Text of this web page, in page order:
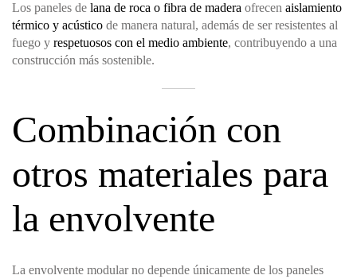
Los paneles de lana de roca o fibra de madera ofrecen aislamiento
térmico y acústico de manera natural, además de ser resistentes al
fuego y respetuosos con el medio ambiente, contribuyendo a una
construcción más sostenible.
Combinación con
otros materiales para
la envolvente
La envolvente modular no depende únicamente de los paneles